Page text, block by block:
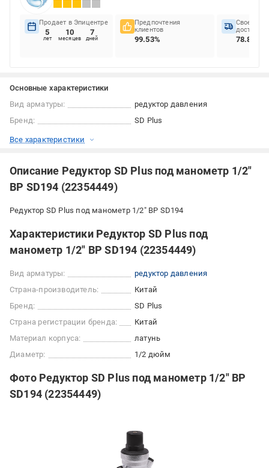
Продает в Эпицентре
5
лет
10
месяцев
7
дней
Предпочтения
клиентов
99.53%
доставок
78.84%
Основные характеристики
Вид арматуры:
редуктор давления
Бренд:
SD Plus
Все характеристики
Описание Редуктор SD Plus под манометр 1/2"
ВР SD194 (22354449)
Редуктор SD Plus под манометр 1/2" ВР SD194
Характеристики Редуктор SD Plus под
манометр 1/2" ВР SD194 (22354449)
Вид арматуры:
редуктор давления
Страна-производитель:
Китай
Бренд:
SD Plus
Страна регистрации бренда:
Китай
Материал корпуса:
латунь
Диаметр:
1/2 дюйм
Фото Редуктор SD Plus под манометр 1/2" ВР
SD194 (22354449)